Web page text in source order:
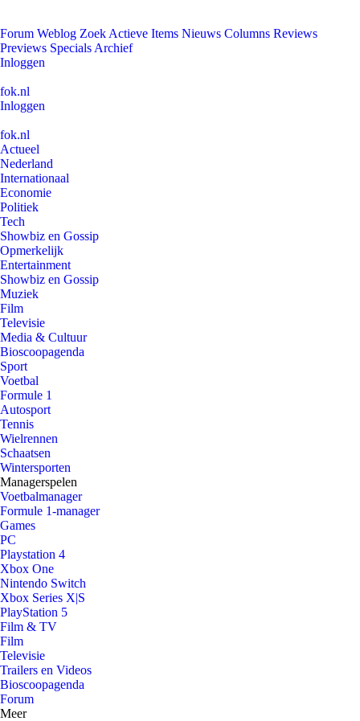
Forum Weblog Zoek Actieve Items Nieuws Columns Reviews
Previews Specials Archief
Inloggen
fok.nl
Inloggen
fok.nl
Actueel
Nederland
Internationaal
Economie
Politiek
Tech
Showbiz en Gossip
Opmerkelijk
Entertainment
Showbiz en Gossip
Muziek
Film
Televisie
Media & Cultuur
Bioscoopagenda
Sport
Voetbal
Formule 1
Autosport
Tennis
Wielrennen
Schaatsen
Wintersporten
Managerspelen
Voetbalmanager
Formule 1-manager
Games
PC
Playstation 4
Xbox One
Nintendo Switch
Xbox Series X|S
PlayStation 5
Film & TV
Film
Televisie
Trailers en Videos
Bioscoopagenda
Forum
Meer